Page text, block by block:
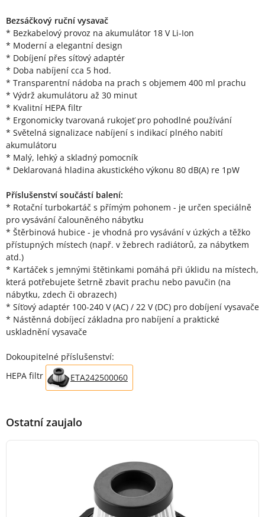
Bezsáčkový ruční vysavač
* Bezkabelový provoz na akumulátor 18 V Li-Ion
* Moderní a elegantní design
* Dobíjení přes síťový adaptér
* Doba nabíjení cca 5 hod.
* Transparentní nádoba na prach s objemem 400 ml prachu
* Výdrž akumulátoru až 30 minut
* Kvalitní HEPA filtr
* Ergonomicky tvarovaná rukojeť pro pohodlné používání
* Světelná signalizace nabíjení s indikací plného nabití
akumulátoru
* Malý, lehký a skladný pomocník
* Deklarovaná hladina akustického výkonu 80 dB(A) re 1pW
Příslušenství součástí balení:
* Rotační turbokartáč s přímým pohonem - je určen speciálně
pro vysávání čalouněného nábytku
* Štěrbinová hubice - je vhodná pro vysávání v úzkých a těžko
přístupných místech (např. v žebrech radiátorů, za nábytkem
atd.)
* Kartáček s jemnými štětinkami pomáhá při úklidu na místech,
která potřebujete šetrně zbavit prachu nebo pavučin (na
nábytku, zdech či obrazech)
* Síťový adaptér 100-240 V (AC) / 22 V (DC) pro dobíjení vysavače
* Nástěnná dobíjecí základna pro nabíjení a praktické
uskladnění vysavače
Dokoupitelné příslušenství:
HEPA filtr
ETA242500060
Ostatní zaujalo